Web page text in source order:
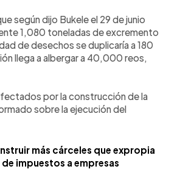
según dijo Bukele el 29 de junio
1,080 toneladas de excremento
de desechos se duplicaría a 180
llega a albergar a 40,000 reos,
por la construcción de la
sobre la ejecución del
más cárceles que expropia
impuestos a empresas